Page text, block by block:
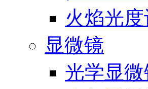
火焰光
显微镜
光学显微